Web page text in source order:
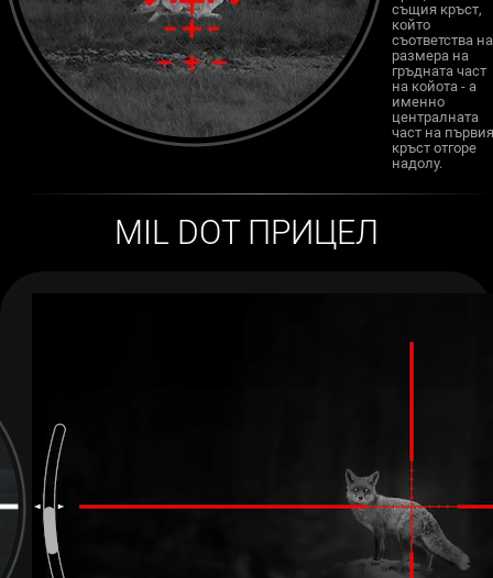
същия кръст,
който
съответства на
размера на
гръдната част
на койота - а
именно
централната
част на първия
кръст отгоре
надолу.
MIL DOT ПРИЦЕЛ